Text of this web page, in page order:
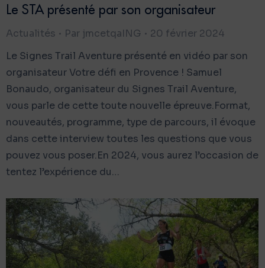
Le STA présenté par son organisateur
Actualités Par jmcetqaING
20 février 2024
Le Signes Trail Aventure présenté en vidéo par son
organisateur Votre défi en Provence ! Samuel
Bonaudo, organisateur du Signes Trail Aventure,
vous parle de cette toute nouvelle épreuve.Format,
nouveautés, programme, type de parcours, il évoque
dans cette interview toutes les questions que vous
pouvez vous poser.En 2024, vous aurez l’occasion de
tentez l’expérience du…